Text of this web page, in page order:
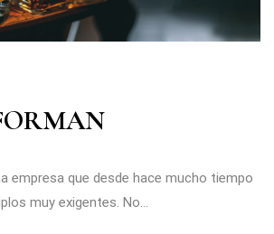
empresa que desde hace mucho tiempo
muy exigentes. No...